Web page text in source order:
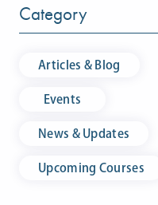
Category
Articles & Blog
Events
News & Updates
Upcoming Courses